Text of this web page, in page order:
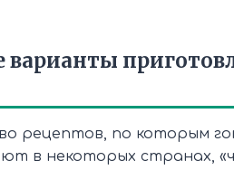
варианты
рецептов, по которым
в некоторых странах,